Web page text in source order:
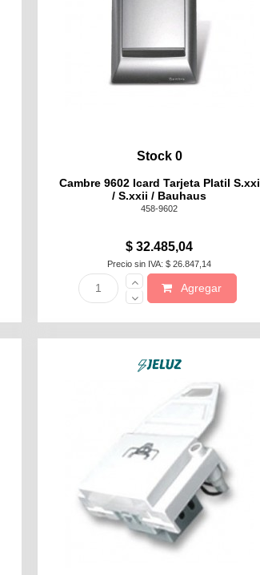
Stock 0
Cambre 9602 Icard Tarjeta Platil S.xxi
/ S.xxii / Bauhaus
458-9602
$ 32.485,04
Precio sin IVA: $ 26.847,14
Agregar